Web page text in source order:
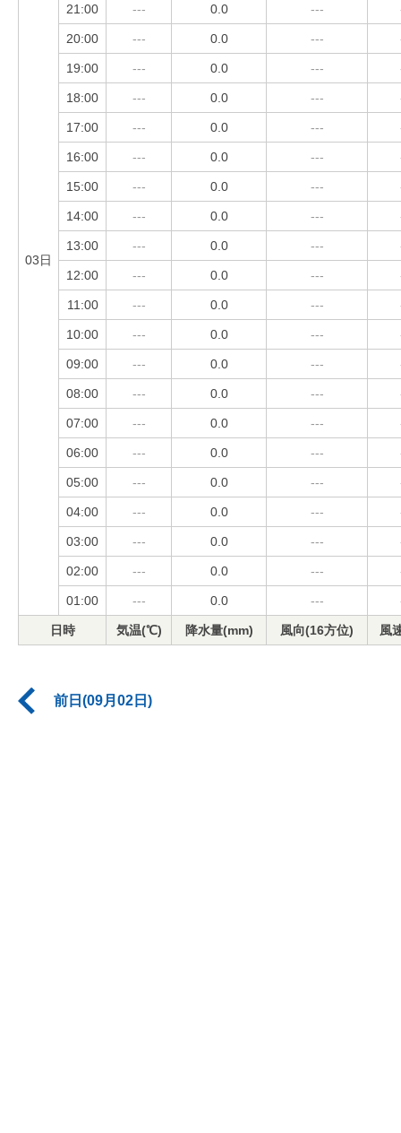
03日
21:00 --- 0.0 ---
20:00 --- 0.0 ---
19:00 --- 0.0 ---
18:00 --- 0.0 ---
17:00 --- 0.0 ---
16:00 --- 0.0 ---
15:00 --- 0.0 ---
14:00 --- 0.0 ---
13:00 --- 0.0 ---
12:00 --- 0.0 ---
11:00 --- 0.0 ---
10:00 --- 0.0 ---
09:00 --- 0.0 ---
08:00 --- 0.0 ---
07:00 --- 0.0 ---
06:00 --- 0.0 ---
05:00 --- 0.0 ---
04:00 --- 0.0 ---
03:00 --- 0.0 ---
02:00 --- 0.0 ---
01:00 --- 0.0 ---
日時 気温(℃) 降水量(mm) 風向(16方位) 風
前日(09月02日)